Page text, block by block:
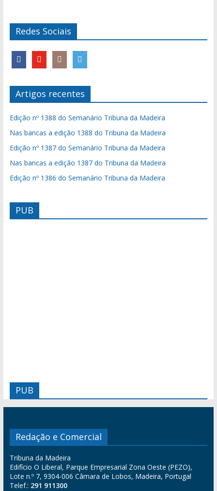
Redes Sociais
Artigos recentes
Edição nº 1388 do Semanário Tribuna da Madeira
Nas bancas a edição 1388 do Tribuna da Madeira
Edição nº 1387 do Semanário Tribuna da Madeira
Nas bancas a edição 1387 do Tribuna da Madeira
Edição nº 1386 do Semanário Tribuna da Madeira
PUB
PUB
Redação e Comercial
Tribuna da Madeira
Edifício O Liberal, Parque Empresarial Zona Oeste (PEZO),
Lote n.º 7, 9304-006 Câmara de Lobos, Madeira, Portugal
Telef.: 291 911300